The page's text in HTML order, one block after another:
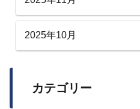
2025年10月
カテゴリー